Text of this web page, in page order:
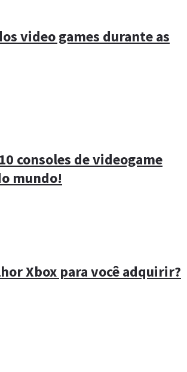
video games durante as
consoles de videogame
mundo!
Xbox para você adquirir?